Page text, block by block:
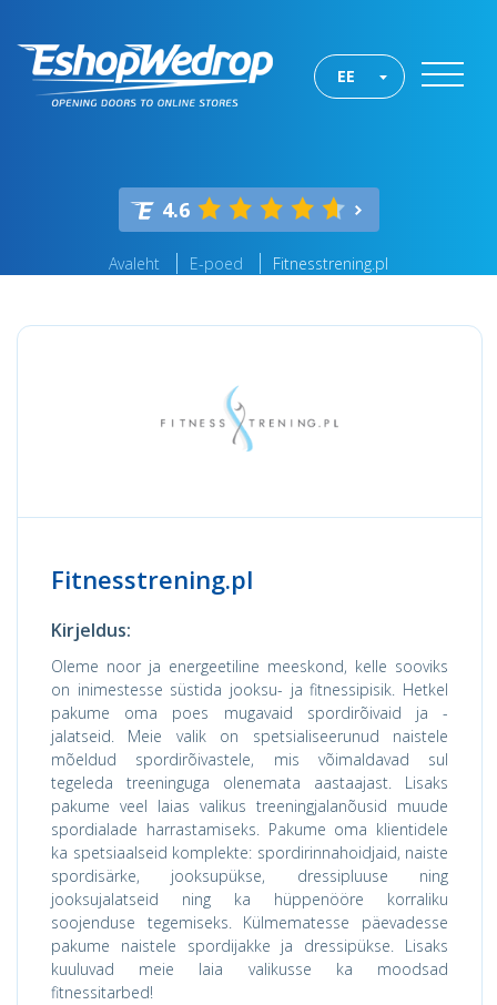
EE
4.6
Avaleht E-poed Fitnesstrening.pl
Fitnesstrening.pl
Kirjeldus:
Oleme noor ja energeetiline meeskond, kelle sooviks
on inimestesse süstida jooksu- ja fitnessipisik. Hetkel
pakume oma poes mugavaid spordirõivaid ja -
jalatseid. Meie valik on spetsialiseerunud naistele
mõeldud spordirõivastele, mis võimaldavad sul
tegeleda treeninguga olenemata aastaajast. Lisaks
pakume veel laias valikus treeningjalanõusid muude
spordialade harrastamiseks. Pakume oma klientidele
ka spetsiaalseid komplekte: spordirinnahoidjaid, naiste
spordisärke, jooksupükse, dressipluuse ning
jooksujalatseid ning ka hüppenööre korraliku
soojenduse tegemiseks. Külmematesse päevadesse
pakume naistele spordijakke ja dressipükse. Lisaks
kuuluvad meie laia valikusse ka moodsad
fitnessitarbed!